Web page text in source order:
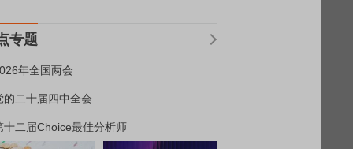
专题
年全国两会
的二十届四中全会
十二届Choice最佳分析师